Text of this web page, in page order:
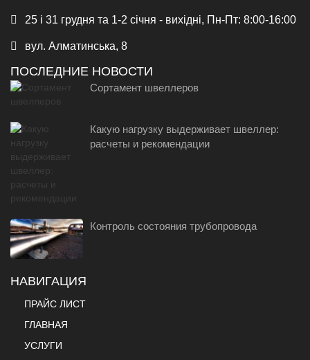
25 і 31 грудня та 1-2 січня - вихідні, Пн-Пт: 8:00-16:00
вул. Алматинська, 8
ПОСЛЕДНИЕ НОВОСТИ
Сортамент швеллеров
Какую нагрузку выдерживает швеллер:
расчеты и рекомендации
Контроль состояния трубопровода
НАВИГАЦИЯ
ПРАЙС ЛИСТ
ГЛАВНАЯ
УСЛУГИ